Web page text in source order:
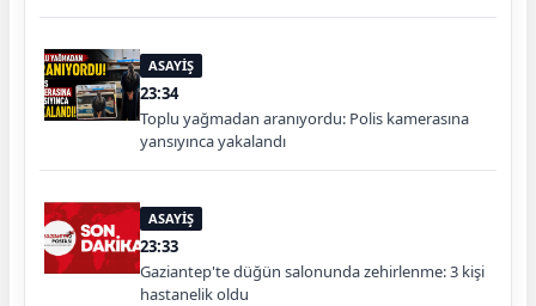
ASAYİŞ
23:34
Toplu yağmadan aranıyordu: Polis kamerasına
yansıyınca yakalandı
ASAYİŞ
23:33
Gaziantep'te düğün salonunda zehirlenme: 3 kişi
hastanelik oldu